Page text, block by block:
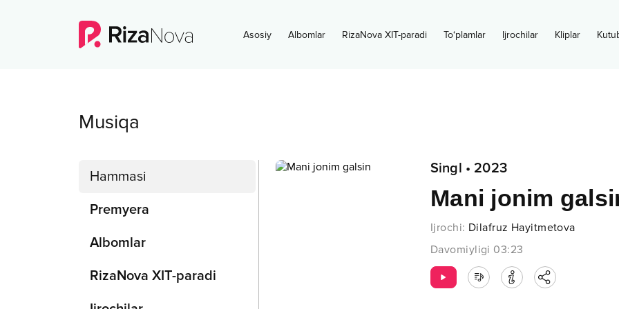
Asosiy Albomlar RizaNova XIT-paradi To‘plamlar Ijrochilar Kliplar
Musiqa
Hammasi
Premyera
Albomlar
RizaNova XIT-paradi
Singl • 2023
Mani jonim
Ijrochi: Dilafruz Hayitmetova
Davomiyligi 03:23